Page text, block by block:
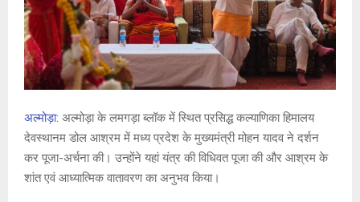
अल्मोड़ा: अल्मोड़ाकेलमगड़ा ब्लॉकमें स्थित प्रसिद्धकल्याणिका हिमालय
देवस्थानम डोल आश्रम में मध्य प्रदेश के मुख्यमंत्रीमोहन यादवने दर्शन
कर पूजा-अर्चना की। उन्होंने यहां यंत्र की विधिवत पूजा की और आश्रम के
शांत एवं आध्यात्मिक वातावरण का अनुभव किया।